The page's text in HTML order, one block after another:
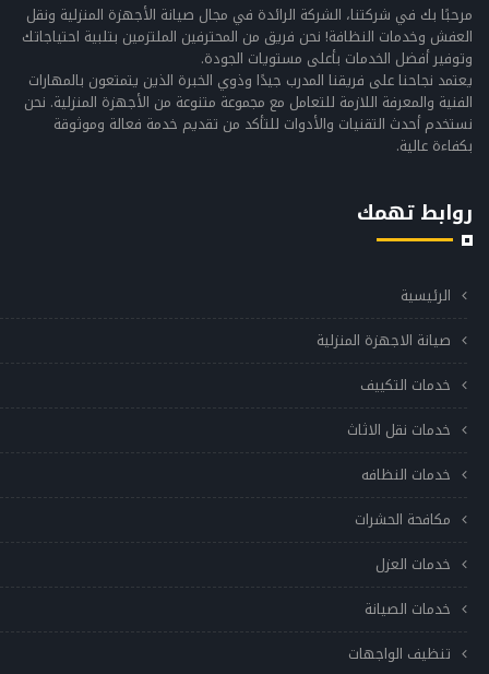
مرحبًا بك في شركتنا، الشركة الرائدة في مجال صيانة الأجهزة المنزلية ونقل
العفش وخدمات النظافة! نحن فريق من المحترفين الملتزمين بتلبية احتياجاتك
وتوفير أفضل الخدمات بأعلى مستويات الجودة.
يعتمد نجاحنا على فريقنا المدرب جيدًا وذوي الخبرة الذين يتمتعون بالمهارات
الفنية والمعرفة اللازمة للتعامل مع مجموعة متنوعة من الأجهزة المنزلية. نحن
نستخدم أحدث التقنيات والأدوات للتأكد من تقديم خدمة فعالة وموثوقة
بكفاءة عالية.
روابط تهمك
الرئيسية
صيانة الاجهزة المنزلية
خدمات التكييف
خدمات نقل الاثاث
خدمات النظافه
مكافحة الحشرات
خدمات العزل
خدمات الصيانة
تنظيف الواجهات